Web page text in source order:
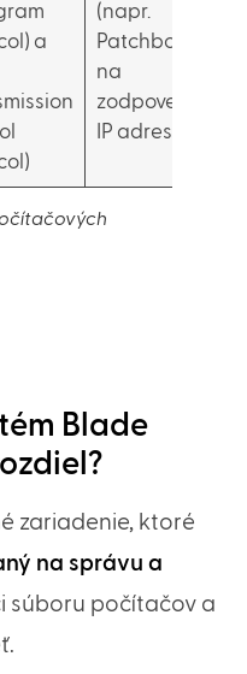
a
(napr.
Patchbox.com)
na
zodpovedajúcu
IP adresu
Blade
zariadenie, ktoré
na správu a
súboru počítačov a